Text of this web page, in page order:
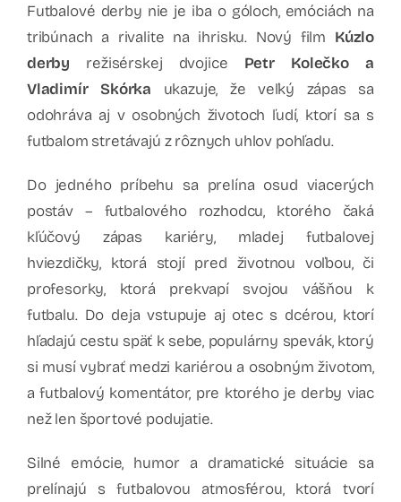
Futbalové derby nie je iba o góloch, emóciách na
tribúnach a rivalite na ihrisku. Nový film Kúzlo
derby režisérskej dvojice Petr Kolečko a
Vladimír Skórka ukazuje, že veľký zápas sa
odohráva aj v osobných životoch ľudí, ktorí sa s
futbalom stretávajú z rôznych uhlov pohľadu.
Do jedného príbehu sa prelína osud viacerých
postáv – futbalového rozhodcu, ktorého čaká
kľúčový zápas kariéry, mladej futbalovej
hviezdičky, ktorá stojí pred životnou voľbou, či
profesorky, ktorá prekvapí svojou vášňou k
futbalu. Do deja vstupuje aj otec s dcérou, ktorí
hľadajú cestu späť k sebe, populárny spevák, ktorý
si musí vybrať medzi kariérou a osobným životom,
a futbalový komentátor, pre ktorého je derby viac
než len športové podujatie.
Silné emócie, humor a dramatické situácie sa
prelínajú s futbalovou atmosférou, ktorá tvorí